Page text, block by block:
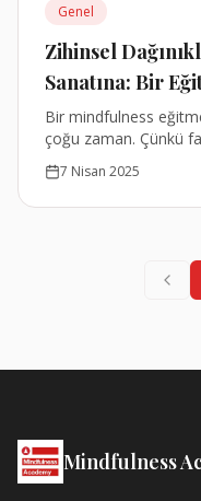
Genel
Zihinsel
Sanatına: Bir
Bir mindfulness
çoğu zaman. Çünkü
dünyada yaşamak
7 Nisan 2025
Mindfulness